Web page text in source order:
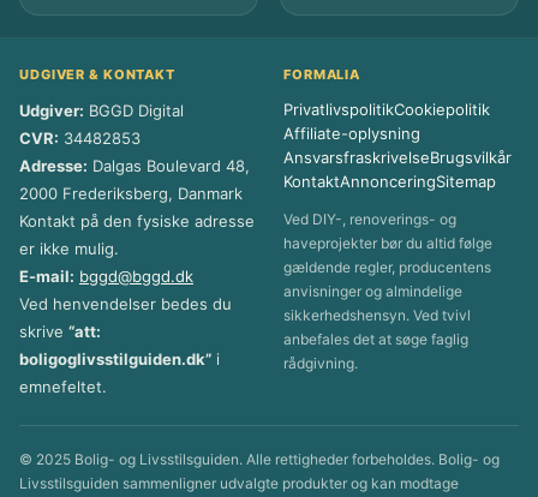
UDGIVER & KONTAKT
Udgiver: BGGD Digital
CVR: 34482853
Adresse: Dalgas Boulevard 48,
2000 Frederiksberg, Danmark
Kontakt på den fysiske adresse
er ikke mulig.
E-mail: bggd@bggd.dk
Ved henvendelser bedes du
skrive “att:
boligoglivsstilguiden.dk” i
emnefeltet.
FORMALIA
PrivatlivspolitikCookiepolitik
Affiliate-oplysning
AnsvarsfraskrivelseBrugsvilkår
KontaktAnnonceringSitemap
Ved DIY-, renoverings- og
haveprojekter bør du altid følge
gældende regler, producentens
anvisninger og almindelige
sikkerhedshensyn. Ved tvivl
anbefales det at søge faglig
rådgivning.
© 2025 Bolig- og Livsstilsguiden. Alle rettigheder forbeholdes. Bolig- og
Livsstilsguiden sammenligner udvalgte produkter og kan modtage